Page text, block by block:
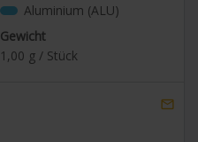
Aluminium (ALU)
Gewicht
1,00 g / Stück
